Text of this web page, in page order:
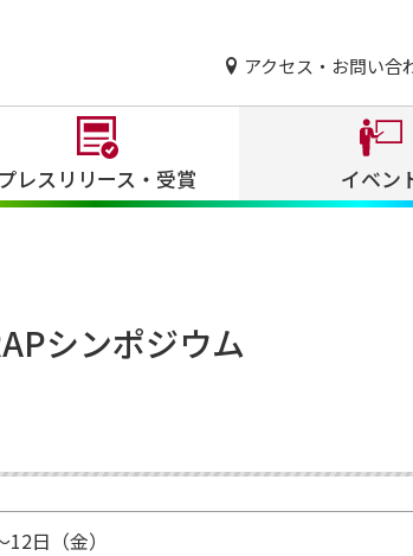
アクセス・お問い合
プレスリリース・受賞 イベン
シンポジウム
日（金）